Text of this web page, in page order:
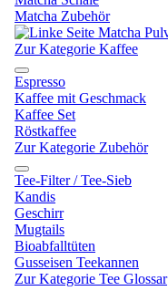
Matcha Zubehör
Zur Kategorie Kaffee
Espresso
Kaffee mit Geschmack
Kaffee Set
Röstkaffee
Zur Kategorie Zubehör
Tee-Filter / Tee-Sieb
Kandis
Geschirr
Mugtails
Bioabfalltüten
Gusseisen Teekannen
Zur Kategorie Tee Glossar